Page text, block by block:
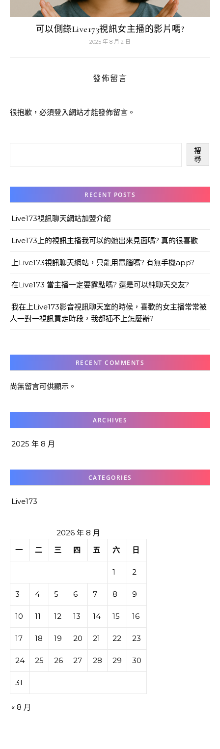
可以側錄Live173視訊女主播的影片嗎?
2025 年 8 月 2 日
發佈留言
很抱歉，必須登入網站才能發佈留言。
搜
尋
RECENT POSTS
Live173視訊聊天網站加盟介紹
Live173上的視訊主播我可以約她出來見面嗎? 真的很喜歡
上Live173視訊聊天網站，只能用電腦嗎? 有無手機app?
在Live173 當主播一定要露點嗎? 還是可以純聊天交友?
我在上Live173影音視訊聊天室的時候，喜歡的女主播常常被
人一對一視訊買走時段，我都插不上怎麼辦?
RECENT COMMENTS
尚無留言可供顯示。
ARCHIVES
2025 年 8 月
CATEGORIES
Live173
2026 年 8 月
一
二 三 四 五 六 日
1 2
3 4 5 6 7 8 9
10 11 12 13 14 15 16
17 18 19 20 21 22 23
24 25 26 27 28 29 30
31
« 8 月